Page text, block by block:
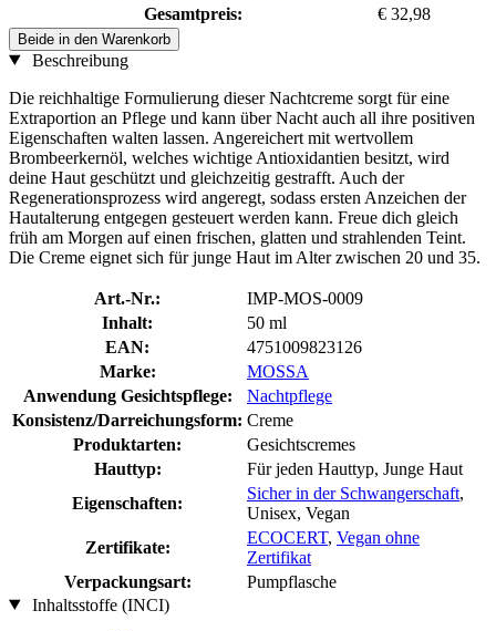
Gesamtpreis:
€ 32,98
Beide in den Warenkorb
Beschreibung
Die reichhaltige Formulierung dieser Nachtcreme sorgt für eine
Extraportion an Pflege und kann über Nacht auch all ihre positiven
Eigenschaften walten lassen. Angereichert mit wertvollem
Brombeerkernöl, welches wichtige Antioxidantien besitzt, wird
deine Haut geschützt und gleichzeitig gestrafft. Auch der
Regenerationsprozess wird angeregt, sodass ersten Anzeichen der
Hautalterung entgegen gesteuert werden kann. Freue dich gleich
früh am Morgen auf einen frischen, glatten und strahlenden Teint.
Die Creme eignet sich für junge Haut im Alter zwischen 20 und 35.
Art.-Nr.:
IMP-MOS-0009
Inhalt:
50 ml
EAN:
4751009823126
Marke:
MOSSA
Anwendung Gesichtspflege:
Nachtpflege
Konsistenz/Darreichungsform: Creme
Produktarten:
Gesichtscremes
Hauttyp:
Für jeden Hauttyp, Junge Haut
Eigenschaften:
Sicher in der Schwangerschaft,
Unisex, Vegan
Zertifikate:
ECOCERT, Vegan ohne
Zertifikat
Verpackungsart:
Pumpflasche
Inhaltsstoffe (INCI)